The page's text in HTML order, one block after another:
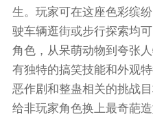
生。玩家可在这座色彩缤
驶车辆逛街或步行探索均
角色，从呆萌动物到夸张
有独特的搞笑技能和外观
恶作剧和整蛊相关的挑战
给非玩家角色换上最奇葩